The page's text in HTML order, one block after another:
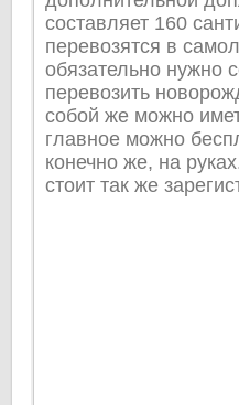
составляет 160
перевозятся в
обязательно нужно
перевозить
собой же можно
главное можно
конечно же, на
стоит так же